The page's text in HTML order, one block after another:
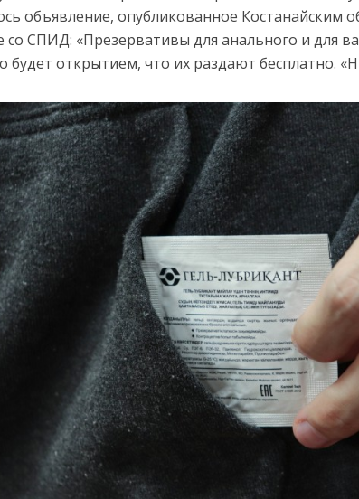
объявление, опубликованное Костанайским
со СПИД: «Презервативы для анального и для
будет открытием, что их раздают бесплатно.